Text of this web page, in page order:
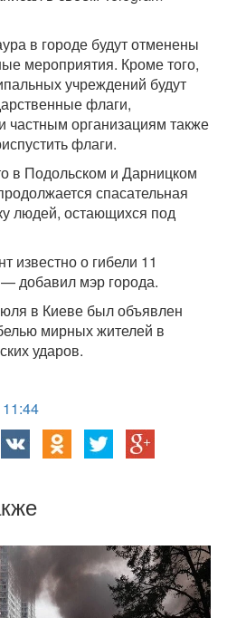
в городе будут отменены
мероприятия. Кроме того,
учреждений будут
флаги,
частным организациям также
флаги.
в Подольском и Дарницком
спасательная
людей, остающихся под
известно о гибели 11
добавил мэр города.
в Киеве был объявлен
мирных жителей в
ударов.